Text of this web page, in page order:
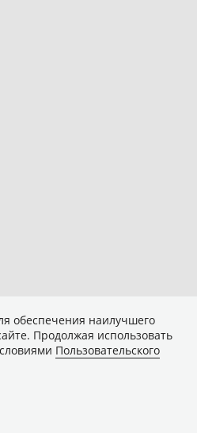
обеспечения наилучшего
Продолжая использовать
Пользовательского